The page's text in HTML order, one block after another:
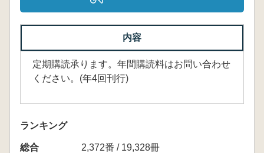
内容
定期購読承ります。年間購読料はお問い合わせ
ください。(年4回刊行)
ランキング
総合
2,372番 / 19,328冊